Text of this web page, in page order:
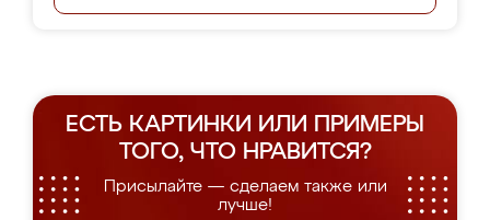
ЕСТЬ КАРТИНКИ ИЛИ ПРИМЕРЫ
ТОГО, ЧТО НРАВИТСЯ?
Присылайте — сделаем также или
лучше!